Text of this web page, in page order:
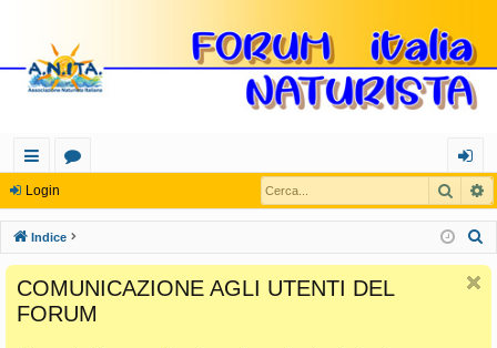
oll
eg
a
m
en
u
m
og
in
Login Cerca
Indice
COMUNICAZIONE AGLI UTENTI DEL
FORUM